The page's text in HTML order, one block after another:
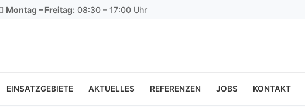
Montag – Freitag: 08:30 – 17:00 Uhr
EINSATZGEBIETE AKTUELLES REFERENZEN JOBS KONTAKT